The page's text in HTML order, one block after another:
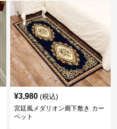
¥3,980 (税込)
宮廷風メダリオン廊下敷き カー
ペット